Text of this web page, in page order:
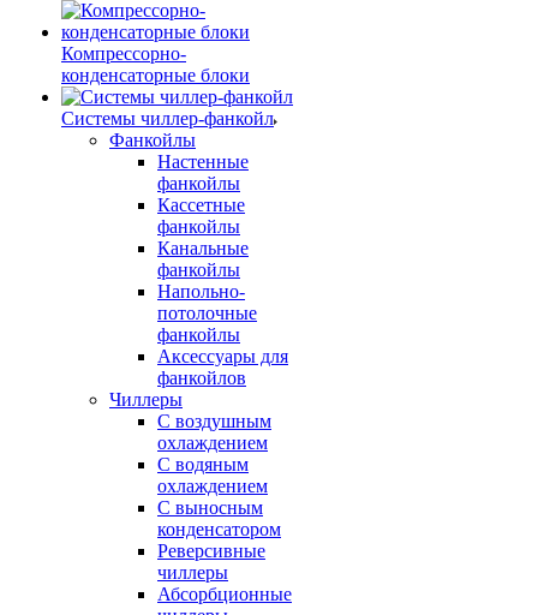
Компрессорно-
конденсаторные блоки
Системы чиллер-фанкойл
Фанкойлы
Настенные
фанкойлы
Кассетные
фанкойлы
Канальные
фанкойлы
Напольно-
потолочные
фанкойлы
Аксессуары для
фанкойлов
Чиллеры
С воздушным
охлаждением
С водяным
охлаждением
С выносным
конденсатором
Реверсивные
чиллеры
Абсорбционные